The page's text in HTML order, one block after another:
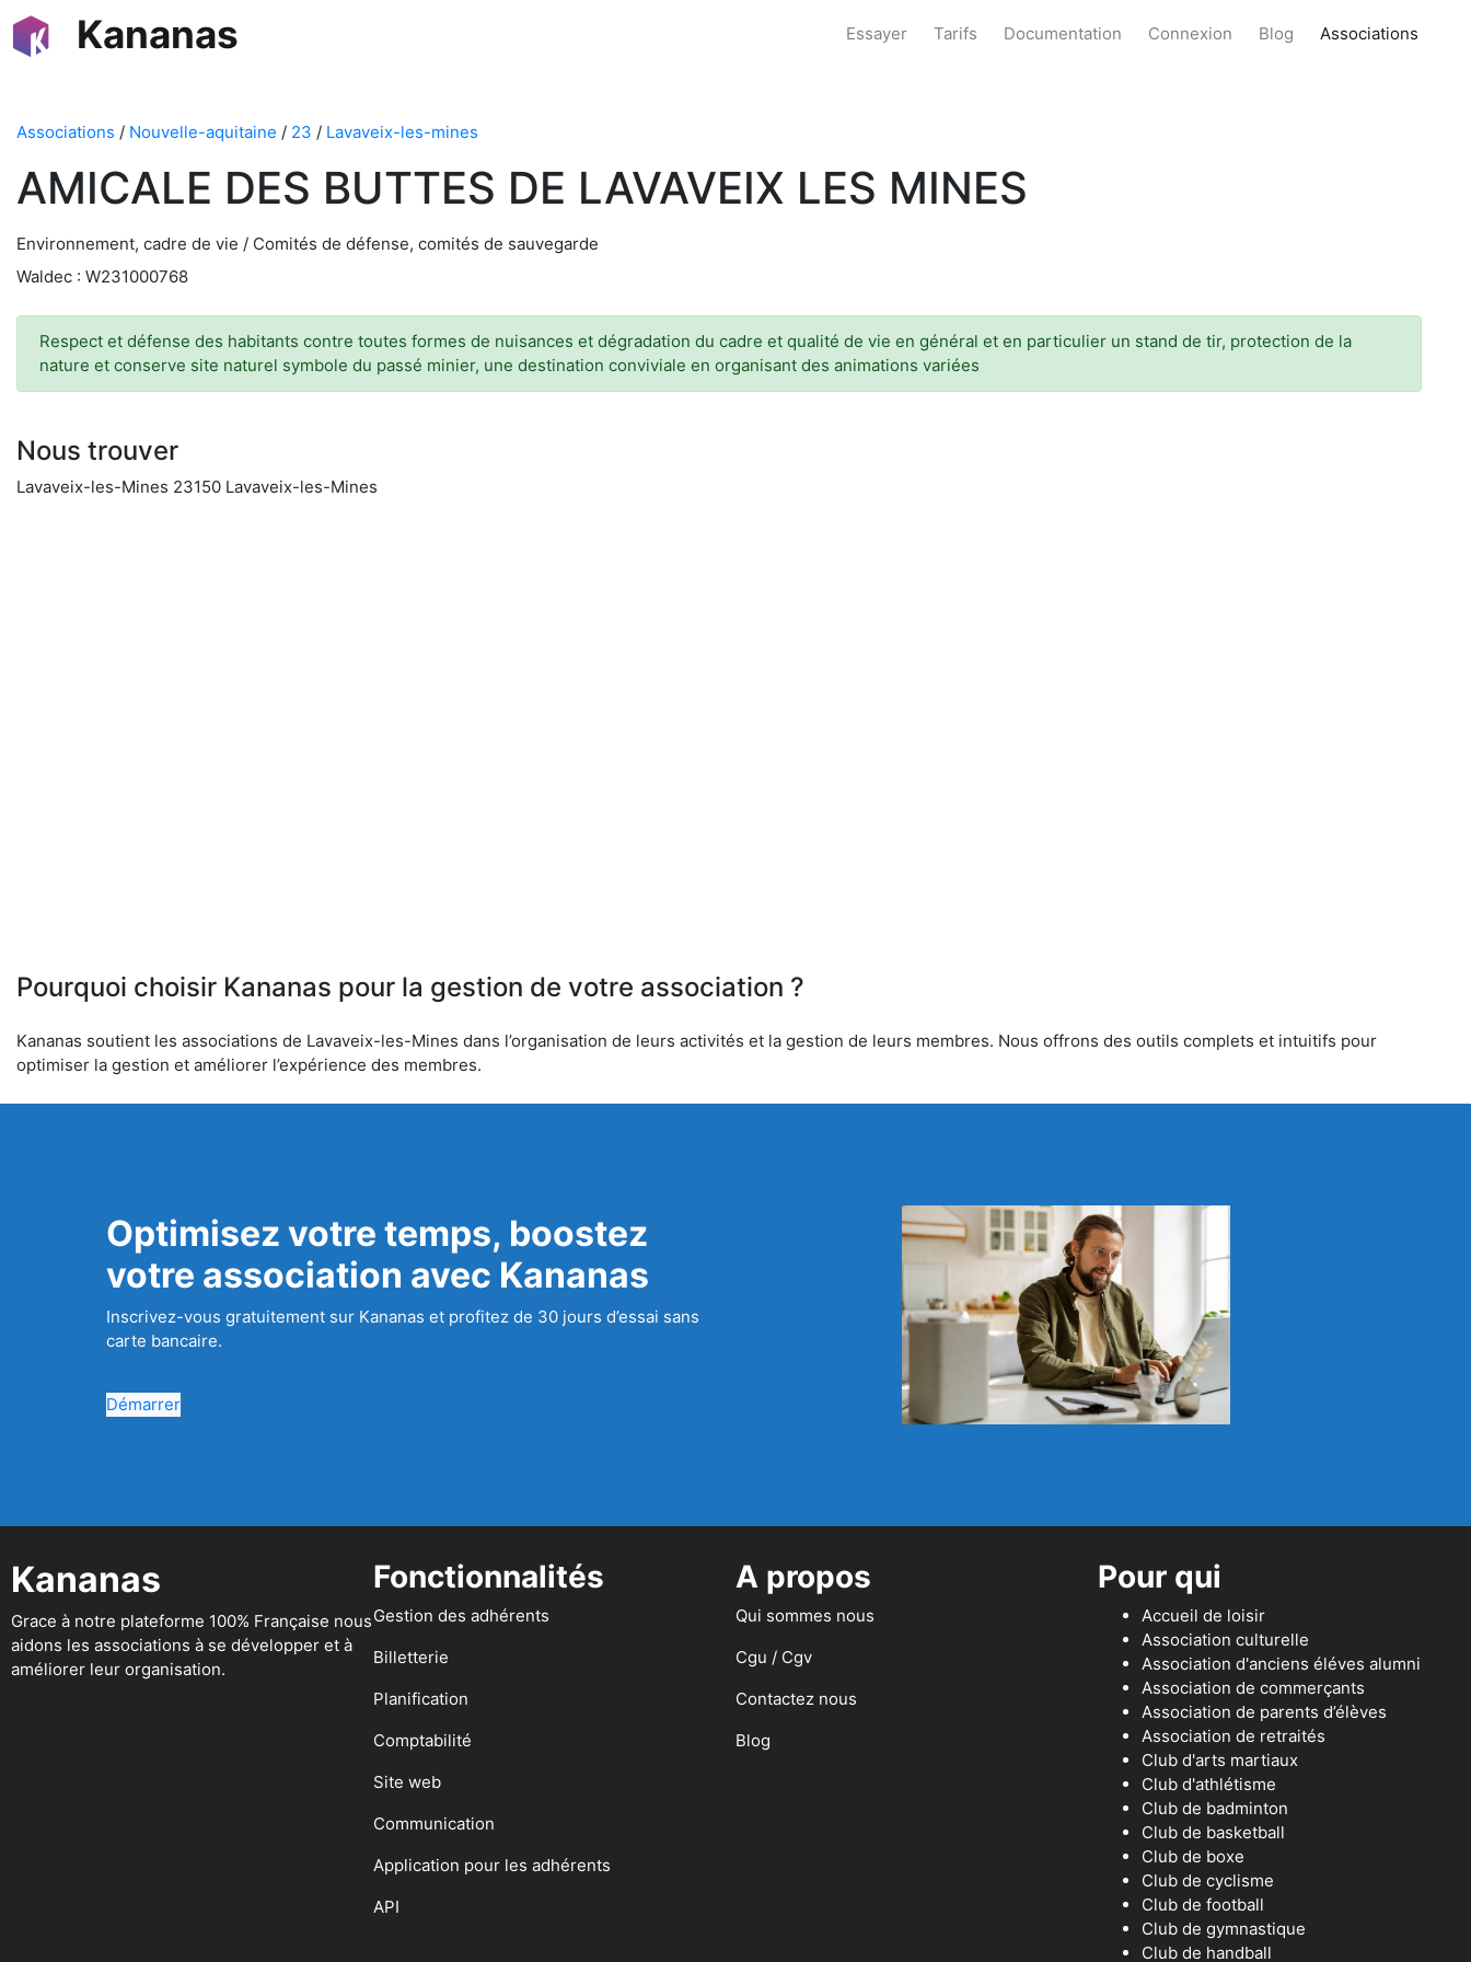
Kananas Essayer Tarifs Documentation Connexion Blog Associations
Associations / Nouvelle-aquitaine / 23 / Lavaveix-les-mines
AMICALE DES BUTTES DE LAVAVEIX LES MINES
Environnement, cadre de vie / Comités de défense, comités de sauvegarde
Waldec : W231000768
Respect et défense des habitants contre toutes formes de nuisances et dégradation du cadre et qualité de vie en général et en particulier un stand de tir, protection de la
nature et conserve site naturel symbole du passé minier, une destination conviviale en organisant des animations variées
Nous trouver
Lavaveix-les-Mines 23150 Lavaveix-les-Mines
Pourquoi choisir Kananas pour la gestion de votre association ?
Kananas soutient les associations de Lavaveix-les-Mines dans l’organisation de leurs activités et la gestion de leurs membres. Nous offrons des outils complets et intuitifs pour
optimiser la gestion et améliorer l’expérience des membres.
Optimisez votre temps, boostez
votre association avec Kananas
Inscrivez-vous gratuitement sur Kananas et profitez de 30 jours d’essai sans
carte bancaire.
Démarrer
Kananas
Grace à notre plateforme 100% Française nous
aidons les associations à se développer et à
améliorer leur organisation.
Fonctionnalités
Gestion des adhérents
Billetterie
Planification
Comptabilité
Site web
Communication
Application pour les adhérents
API
A propos
Qui sommes nous
Cgu / Cgv
Contactez nous
Blog
Pour qui
Accueil de loisir
Association culturelle
Association d'anciens éléves alumni
Association de commerçants
Association de parents d’élèves
Association de retraités
Club d'arts martiaux
Club d'athlétisme
Club de badminton
Club de basketball
Club de boxe
Club de cyclisme
Club de football
Club de gymnastique
Club de handball